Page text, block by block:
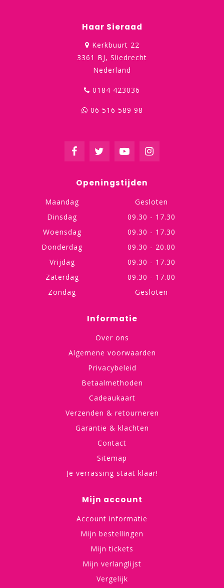
Haar Sieraad
Kerkbuurt 22
3361 BJ, Sliedrecht
Nederland
0184 423036
06 516 589 98
Openingstijden
Maandag
Gesloten
Dinsdag
09.30 - 17.30
Woensdag
09.30 - 17.30
Donderdag
09.30 - 20.00
Vrijdag
09.30 - 17.30
Zaterdag
09.30 - 17.00
Zondag
Gesloten
Informatie
Over ons
Algemene voorwaarden
Privacybeleid
Betaalmethoden
Cadeaukaart
Verzenden & retourneren
Garantie & klachten
Contact
Sitemap
Je verrassing staat klaar!
Mijn account
Account informatie
Mijn bestellingen
Mijn tickets
Mijn verlanglijst
Vergelijk